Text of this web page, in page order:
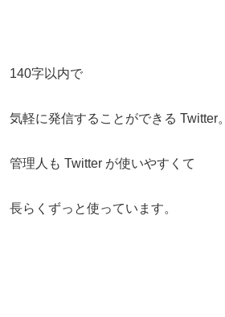
140字以内で
気軽に発信することができる Twitter。
管理人も Twitter が使いやすくて
長らくずっと使っています。